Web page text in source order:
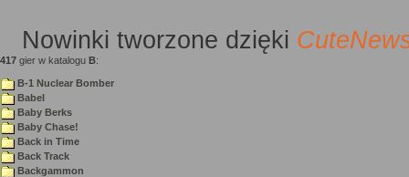
Nowinki tworzone dzięki
417 gier w katalogu B:
B-1 Nuclear Bomber
Babel
Baby Berks
Baby Chase!
Back in Time
Back Track
Backgammon